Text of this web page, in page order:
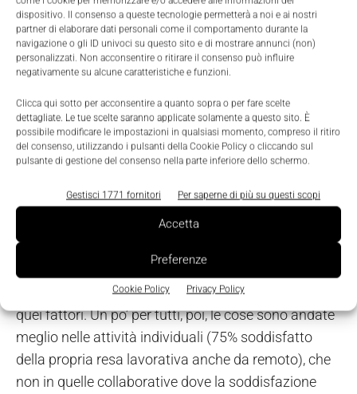
dispositivo. Il consenso a queste tecnologie permetterà a noi e ai nostri
partner di elaborare dati personali come il comportamento durante la
navigazione o gli ID univoci su questo sito e di mostrare annunci (non)
personalizzati. Non acconsentire o ritirare il consenso può influire
negativamente su alcune caratteristiche e funzioni.
Clicca qui sotto per acconsentire a quanto sopra o per fare scelte
dettagliate. Le tue scelte saranno applicate solamente a questo sito. È
possibile modificare le impostazioni in qualsiasi momento, compreso il ritiro
del consenso, utilizzando i pulsanti della Cookie Policy o cliccando sul
pulsante di gestione del consenso nella parte inferiore dello schermo.
Gestisci 1771 fornitori Per saperne di più su questi scopi
Accetta
Preferenze
Cookie Policy Privacy Policy
La parte sociale, collaborativa e aggregativa del
lavoro è la più fragile da remoto e una grande sfida
per i manager: il nuovo paradigma del lavoro ibrido
dovrà coniugarsi con un nuovo modello di
doing.
Dall’indagine di BCG “What 12.000 employees have
risulta che il 79% di chi era soddisfatto sui fronti
della connettività sociale, salute fisica e mentale e
degli strumenti di lavoro abbia riscontrato
risultati in termini di produttività
crolla al 16% in chi ha avuto problemi per due o tre di
quei fattori. Un po’ per tutti, poi, le cose sono andate
meglio nelle attività individuali (75% soddisfatto
della propria resa lavorativa anche da remoto), che
non in quelle collaborative dove la soddisfazione